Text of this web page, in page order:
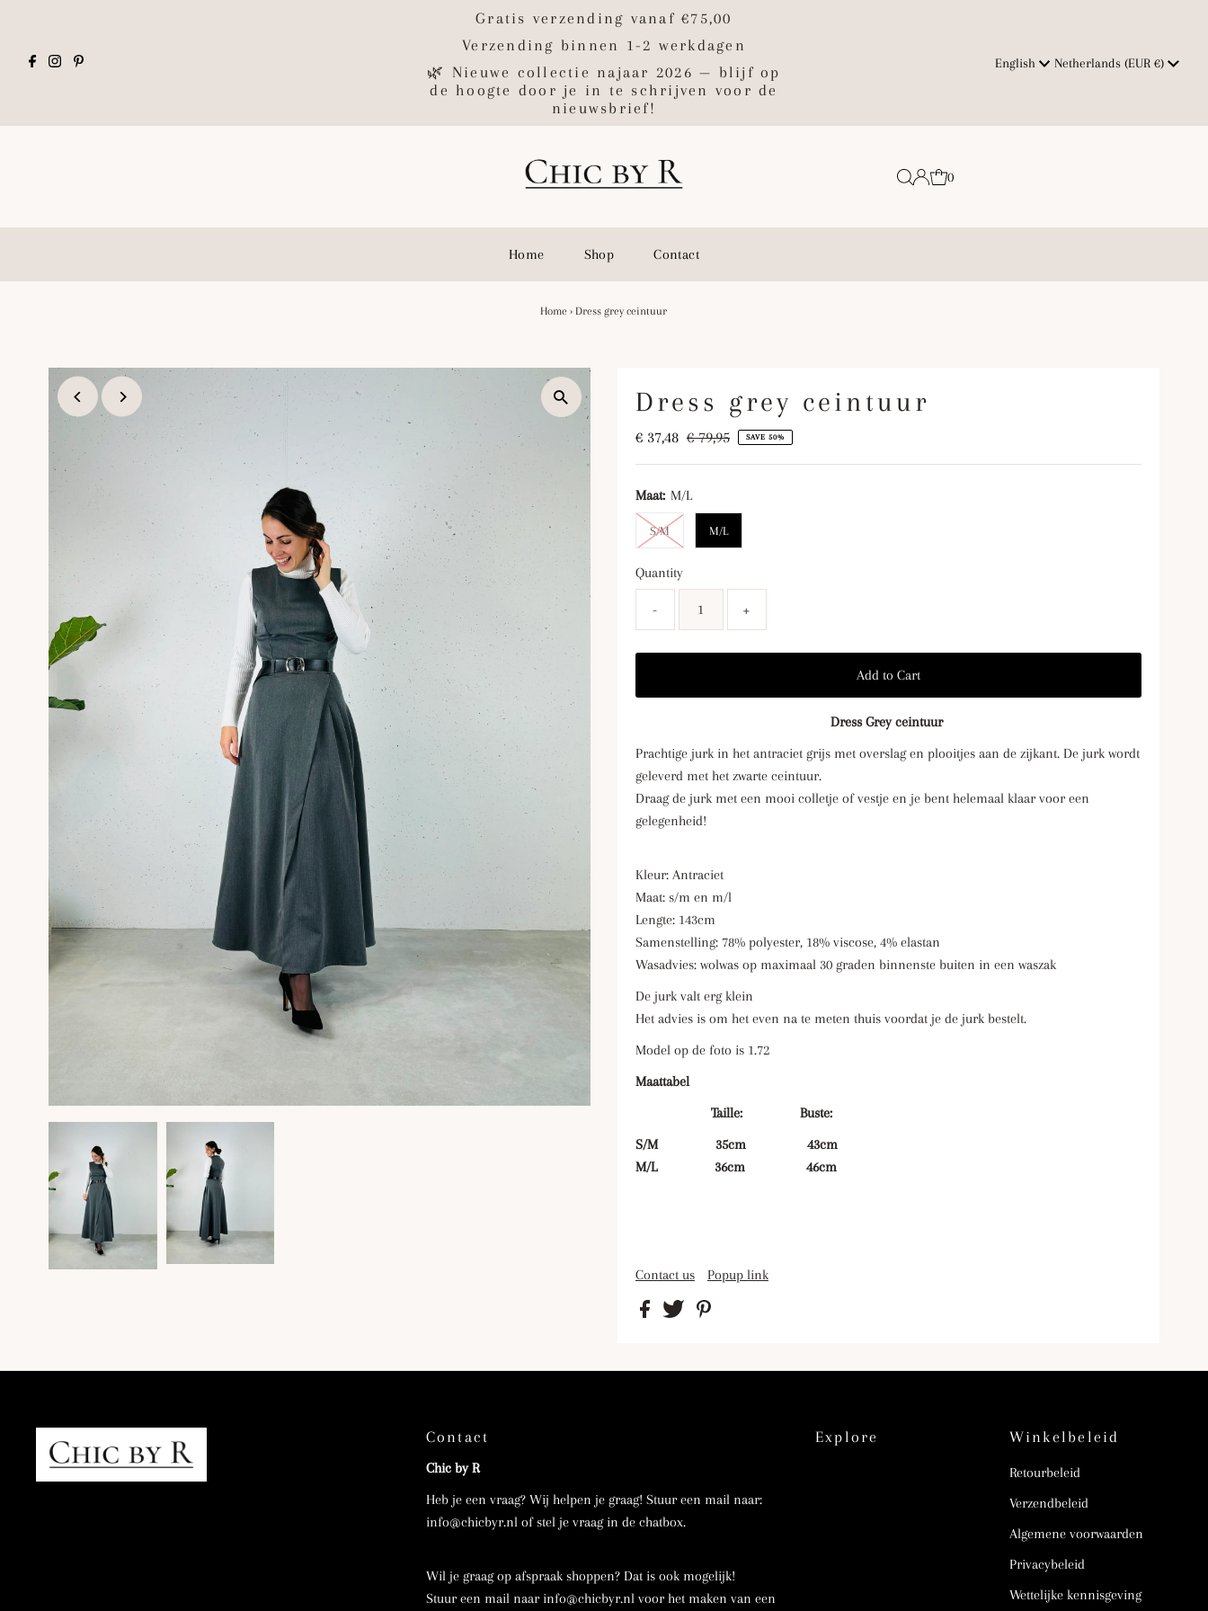
Gratis verzending vanaf €75,00
Verzending binnen 1-2 werkdagen
🌿 Nieuwe collectie najaar 2026 — blijf op
de hoogte door je in te schrijven voor de
nieuwsbrief!
Language
English Currency
Netherlands (EUR €)
0
Home Shop Contact
Home › Dress grey ceintuur
Dress grey ceintuur
Sale
Price
€ 37,48 Regular
Price
€ 79,95 SAVE 50%
Maat: M/L
S/M M/L
Quantity
- +
Dress Grey ceintuur
Prachtige jurk in het antraciet grijs met overslag en plooitjes aan de zijkant. De jurk wordt
geleverd met het zwarte ceintuur.
Draag de jurk met een mooi colletje of vestje en je bent helemaal klaar voor een
gelegenheid!
Kleur: Antraciet
Maat: s/m en m/l
Lengte: 143cm
Samenstelling: 78% polyester, 18% viscose, 4% elastan
Wasadvies: wolwas op maximaal 30 graden binnenste buiten in een waszak
De jurk valt erg klein
Het advies is om het even na te meten thuis voordat je de jurk bestelt.
Model op de foto is 1.72
Maattabel
Taille: Buste:
S/M 35cm 43cm
M/L 36cm 46cm
Contact us Popup link
Contact
Chic by R
Heb je een vraag? Wij helpen je graag! Stuur een mail naar:
info@chicbyr.nl of stel je vraag in de chatbox.
Wil je graag op afspraak shoppen? Dat is ook mogelijk!
Stuur een mail naar info@chicbyr.nl voor het maken van een
Explore Winkelbeleid
Retourbeleid
Verzendbeleid
Algemene voorwaarden
Privacybeleid
Wettelijke kennisgeving